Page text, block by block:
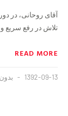
آقای روحانی، در
تلاش در رفع سریع
READ MORE
1392-09-13